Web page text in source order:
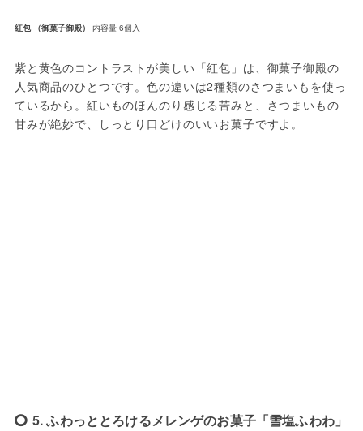
紅包 （御菓子御殿） 内容量 6個入
紫と黄色のコントラストが美しい「紅包」は、御菓子御殿の
人気商品のひとつです。色の違いは2種類のさつまいもを使っ
ているから。紅いものほんのり感じる苦みと、さつまいもの
甘みが絶妙で、しっとり口どけのいいお菓子ですよ。
5. ふわっととろけるメレンゲのお菓子「雪塩ふわわ」